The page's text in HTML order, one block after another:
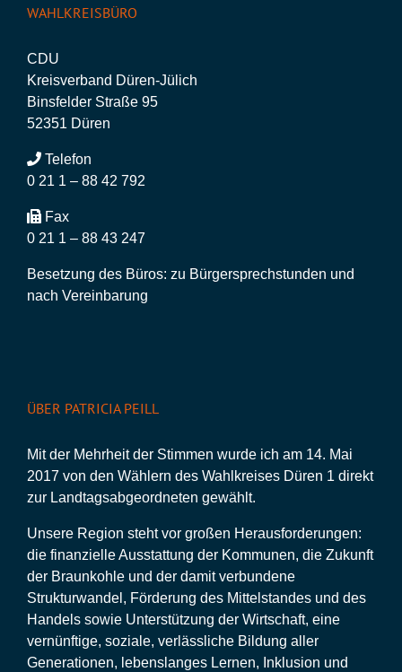
WAHLKREISBÜRO
CDU
Kreisverband Düren-Jülich
Binsfelder Straße 95
52351 Düren
Telefon
0 21 1 – 88 42 792
Fax
0 21 1 – 88 43 247
Besetzung des Büros: zu Bürgersprechstunden und
nach Vereinbarung
ÜBER PATRICIA PEILL
Mit der Mehrheit der Stimmen wurde ich am 14. Mai
2017 von den Wählern des Wahlkreises Düren 1 direkt
zur Landtagsabgeordneten gewählt.
Unsere Region steht vor großen Herausforderungen:
die finanzielle Ausstattung der Kommunen, die Zukunft
der Braunkohle und der damit verbundene
Strukturwandel, Förderung des Mittelstandes und des
Handels sowie Unterstützung der Wirtschaft, eine
vernünftige, soziale, verlässliche Bildung aller
Generationen, lebenslanges Lernen, Inklusion und